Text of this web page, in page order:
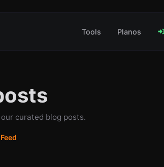
Tools Planos
curated blog posts.